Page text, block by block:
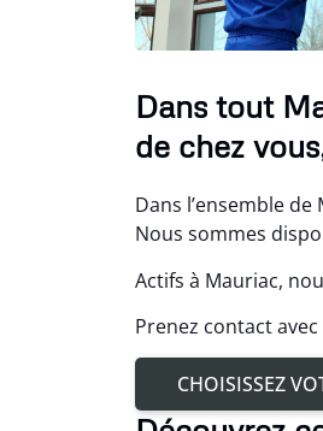
Dans tout
de chez
Dans l’ensemble
Nous sommes
Actifs à Mauriac,
Prenez contact
CHOISISSEZ